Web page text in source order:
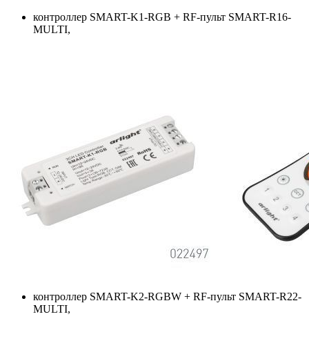
контроллер SMART-K1-RGB + RF-пульт SMART-R16-
MULTI,
контроллер SMART-K2-RGBW + RF-пульт SMART-R22-
MULTI,